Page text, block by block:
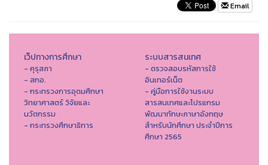
Email
เว็ปทางการศึกษา
- คุรุสภา
- สกอ.
- กระทรวงการอุดมศึกษา
วิทยาศาสตร์ วิจัยและ
นวัตกรรม
- กระทรวงศึกษาธิการ
ระบบสารสนเทศ
- ตรวจสอบรหัสการใช้
อินเทอร์เน็ต
- คู่มือการใช้งานระบบ
สารสนเทศและโปรแกรม
พัฒนาทักษะภาษาอังกฤษ
สำหรับนักศึกษา ประจำปีการ
ศึกษา 2565